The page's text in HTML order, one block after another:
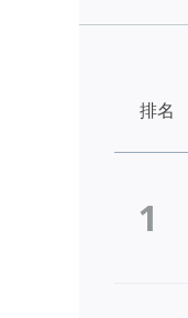
排名
1